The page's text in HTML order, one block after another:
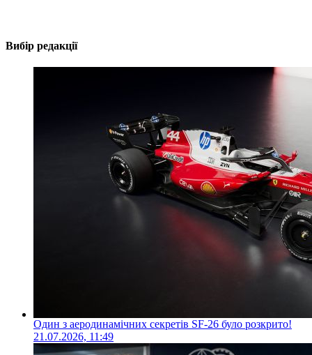
Вибір редакції
Один з аеродинамічних секретів SF-26 було розкрито!
21.07.2026, 11:49